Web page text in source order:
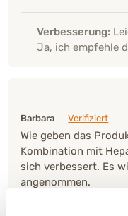
Verbesserung:
Ja, ich empfehle
Barbara
Verifiziert
Wie geben das
Kombination mit
sich verbessert. Es
angenommen.